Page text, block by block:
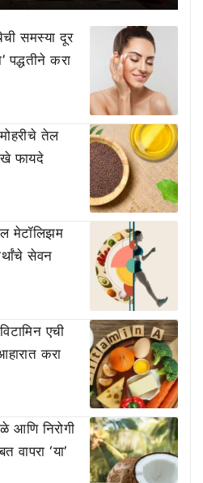
समस्या दूर
पद्धतीने करा
तेल
फायदे
मेटॉलिझम
सेवन
एची
करा
निरोगी
वापरा ‘या’